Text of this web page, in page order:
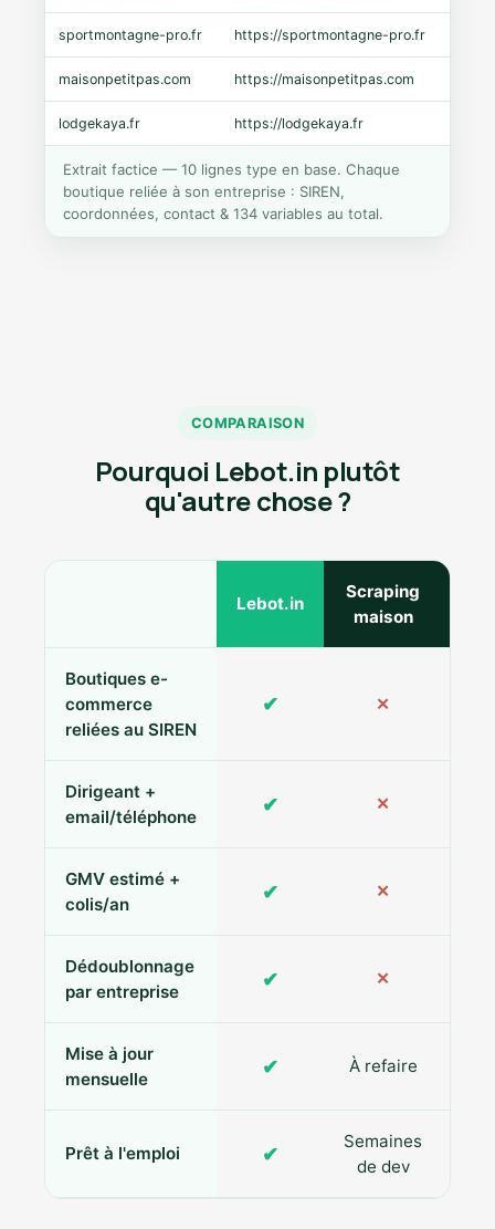
sportmontagne-pro.fr https://sportmontagne-pro.fr
maisonpetitpas.com https://maisonpetitpas.com
lodgekaya.fr https://lodgekaya.fr
Extrait factice — 10 lignes type en base. Chaque
boutique reliée à son entreprise : SIREN,
coordonnées, contact & 134 variables au total.
COMPARAISON
Pourquoi Lebot.in plutôt
qu'autre chose ?
Lebot.in
Scraping
maison
Boutiques e-
commerce
reliées au SIREN
✔ ✕
Dirigeant +
email/téléphone
✔ ✕
GMV estimé +
colis/an
✔ ✕
Dédoublonnage
par entreprise
✔ ✕
Mise à jour
mensuelle
✔ À refaire
Prêt à l'emploi ✔
Semaines
de dev